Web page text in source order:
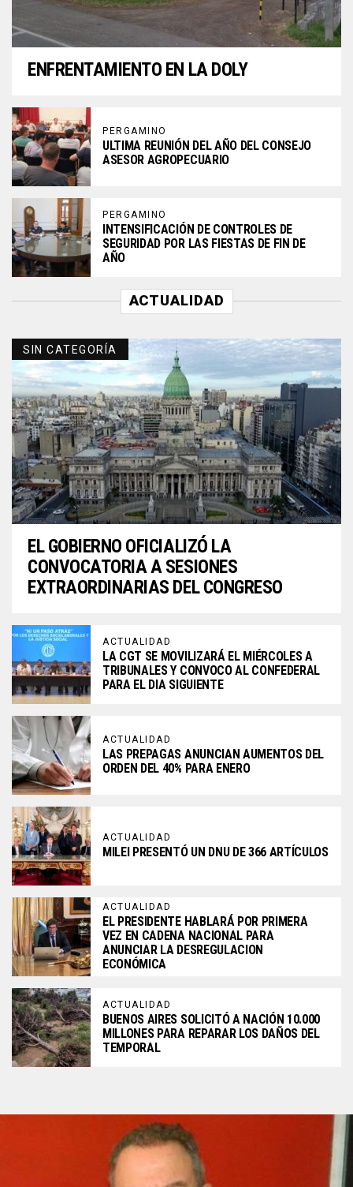
ENFRENTAMIENTO EN LA DOLY
PERGAMINO
ULTIMA REUNIÓN DEL AÑO DEL CONSEJO
ASESOR AGROPECUARIO
PERGAMINO
INTENSIFICACIÓN DE CONTROLES DE
SEGURIDAD POR LAS FIESTAS DE FIN DE
AÑO
ACTUALIDAD
SIN CATEGORÍA
EL GOBIERNO OFICIALIZÓ LA
CONVOCATORIA A SESIONES
EXTRAORDINARIAS DEL CONGRESO
ACTUALIDAD
LA CGT SE MOVILIZARÁ EL MIÉRCOLES A
TRIBUNALES Y CONVOCO AL CONFEDERAL
PARA EL DIA SIGUIENTE
ACTUALIDAD
LAS PREPAGAS ANUNCIAN AUMENTOS DEL
ORDEN DEL 40% PARA ENERO
ACTUALIDAD
MILEI PRESENTÓ UN DNU DE 366 ARTÍCULOS
ACTUALIDAD
EL PRESIDENTE HABLARÁ POR PRIMERA
VEZ EN CADENA NACIONAL PARA
ANUNCIAR LA DESREGULACION
ECONÓMICA
ACTUALIDAD
BUENOS AIRES SOLICITÓ A NACIÓN 10.000
MILLONES PARA REPARAR LOS DAÑOS DEL
TEMPORAL